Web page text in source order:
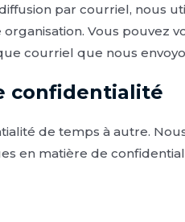
par courriel, nous
Vous pouvez
courriel que nous
confidentialité
de temps à autre.
en matière de